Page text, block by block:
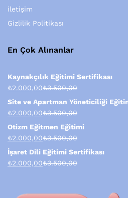
iletişim
Gizlilik Politikası
En Çok Alınanlar
Kaynakçılık Eğitimi Sertifikası
₺2.000,00₺3.500,00
Site ve Apartman Yöneticiliği
₺2.000,00₺3.500,00
Otizm Eğitmen Eğitimi
₺2.000,00₺3.500,00
İşaret Dili Eğitimi Sertifikası
₺2.000,00₺3.500,00